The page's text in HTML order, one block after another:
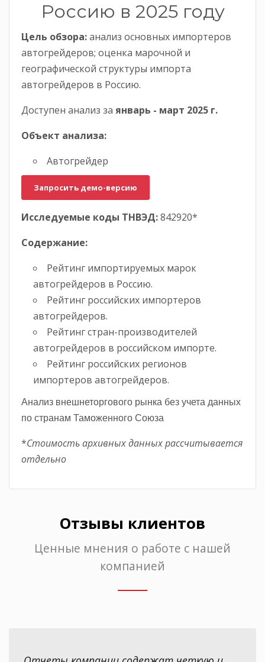
Россию в 2025 году
Цель обзора:анализ основных импортеров
автогрейдеров; оценка марочной и
географической структуры импорта
автогрейдеров в Россию.
Доступен анализ за январь - март 2025 г.
Объект анализа:
Автогрейдер
Запросить демо-версию
Исследуемые коды ТНВЭД:842920*
Содержание:
Рейтинг импортируемых марок
автогрейдеров в Россию.
Рейтинг российских импортеров
автогрейдеров.
Рейтинг стран-производителей
автогрейдеров в российском импорте.
Рейтинг российских регионов
импортеров автогрейдеров.
Анализ внешнеторгового рынка без учета данных
по странам Таможенного Союза
*Стоимость архивных данных рассчитывается
отдельно
Отзывы клиентов
Ценные мнения о работе с нашей
компанией